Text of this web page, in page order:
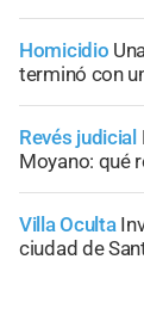
Homicidio
terminó con
Revés judicial
Moyano: qué
Villa Oculta
ciudad de